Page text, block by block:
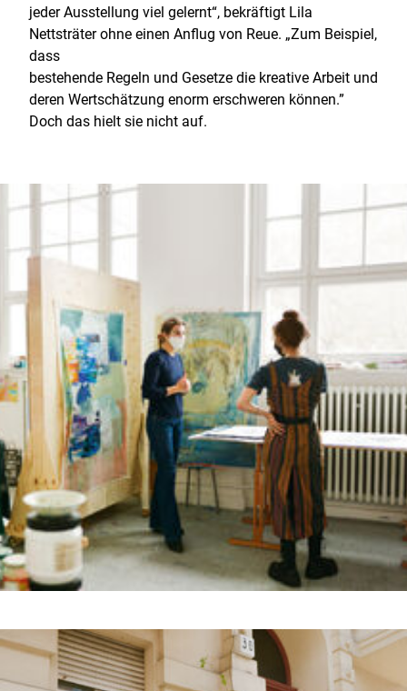
jeder Ausstellung viel gelernt“, bekräftigt Lila
Nettsträter ohne einen Anflug von Reue. „Zum Beispiel,
dass
bestehende Regeln und Gesetze die kreative Arbeit und
deren Wertschätzung enorm erschweren können.”
Doch das hielt sie nicht auf.